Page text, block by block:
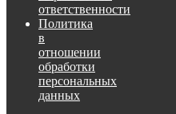
ответственности
Политика
в
отношении
обработки
персональных
данных